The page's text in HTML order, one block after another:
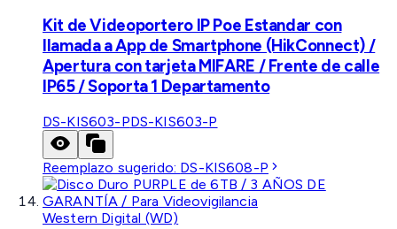
Kit de Videoportero IP Poe Estandar con
llamada a App de Smartphone (HikConnect) /
Apertura con tarjeta MIFARE / Frente de calle
IP65 / Soporta 1 Departamento
DS-KIS603-PDS-KIS603-P
Reemplazo sugerido: DS-KIS608-P
Western Digital (WD)